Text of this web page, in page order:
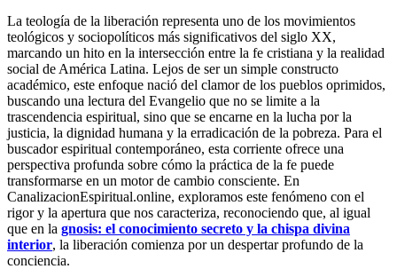
La teología de la liberación representa uno de los movimientos
teológicos y sociopolíticos más significativos del siglo XX,
marcando un hito en la intersección entre la fe cristiana y la realidad
social de América Latina. Lejos de ser un simple constructo
académico, este enfoque nació del clamor de los pueblos oprimidos,
buscando una lectura del Evangelio que no se limite a la
trascendencia espiritual, sino que se encarne en la lucha por la
justicia, la dignidad humana y la erradicación de la pobreza. Para el
buscador espiritual contemporáneo, esta corriente ofrece una
perspectiva profunda sobre cómo la práctica de la fe puede
transformarse en un motor de cambio consciente. En
CanalizacionEspiritual.online, exploramos este fenómeno con el
rigor y la apertura que nos caracteriza, reconociendo que, al igual
que en la gnosis: el conocimiento secreto y la chispa divina
interior, la liberación comienza por un despertar profundo de la
conciencia.